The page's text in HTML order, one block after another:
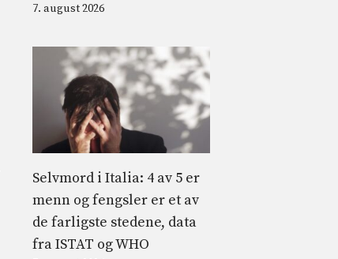
7. august 2026
Selvmord i Italia: 4 av 5 er
menn og fengsler er et av
de farligste stedene, data
fra ISTAT og WHO